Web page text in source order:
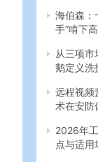
海伯森：
手”啃下
从三项市
鹅定义洗
远程视频
术在安防
2026年
点与适用